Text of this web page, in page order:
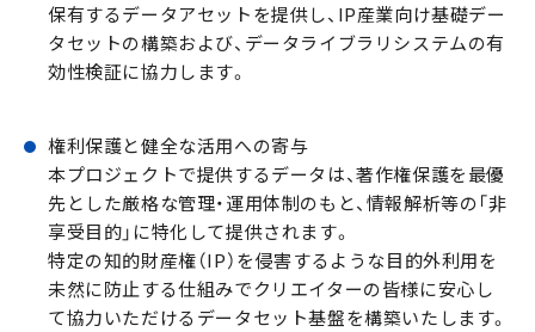
保有するデータアセットを提供し、IP産業向け基礎デー
タセットの構築および、データライブラリシステムの有
効性検証に協力します。
権利保護と健全な活用への寄与
本プロジェクトで提供するデータは、著作権保護を最優
先とした厳格な管理・運用体制のもと、情報解析等の「非
享受目的」に特化して提供されます。
特定の知的財産権（IP）を侵害するような目的外利用を
未然に防止する仕組みでクリエイターの皆様に安心し
て協力いただけるデータセット基盤を構築いたします。